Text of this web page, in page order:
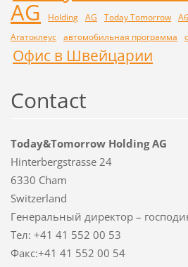
AG Holding AG Today Tomorrow
Агатоклеус автомобильная программа
Офис в Швейцарии
Contact
Today&Tomorrow Holding AG
Hinterbergstrasse 24
6330 Cham
Switzerland
Генеральный директор –
Тел: +41 41 552 00 53
Факс:+41 41 552 00 54